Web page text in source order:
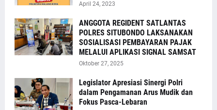
April 24, 2023
ANGGOTA REGIDENT SATLANTAS
POLRES SITUBONDO LAKSANAKAN
SOSIALISASI PEMBAYARAN PAJAK
MELALUI APLIKASI SIGNAL SAMSAT
Oktober 27, 2025
Legislator Apresiasi Sinergi Polri
dalam Pengamanan Arus Mudik dan
Fokus Pasca-Lebaran